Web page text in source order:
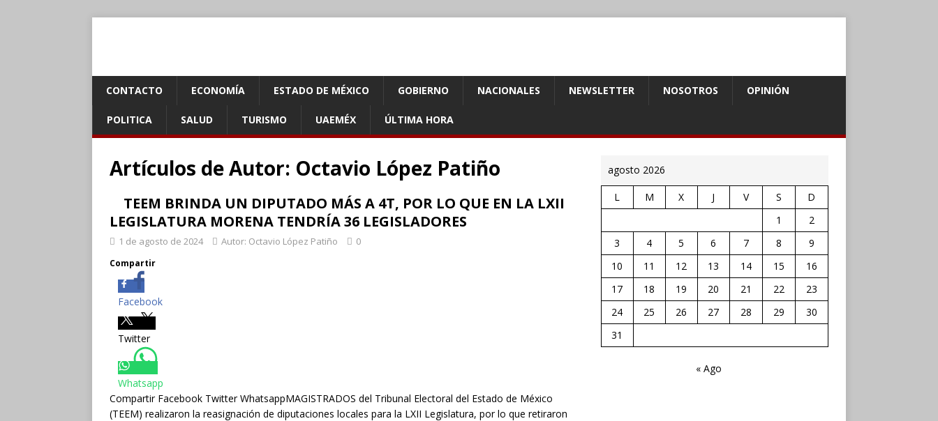
CONTACTO ECONOMÍA ESTADO DE MÉXICO GOBIERNO NACIONALES NEWSLETTER NOSOTROS OPINIÓN
POLITICA SALUD TURISMO UAEMÉX ÚLTIMA HORA
Artículos deAutor: Octavio López Patiño
TEEM BRINDA UN DIPUTADO MÁS A 4T, POR LO QUE EN LA LXII
LEGISLATURA MORENA TENDRÍA 36 LEGISLADORES
1 de agosto de 2024 Autor: Octavio López Patiño 0
Compartir
Facebook
Twitter
Whatsapp
Compartir Facebook Twitter WhatsappMAGISTRADOS del Tribunal Electoral del Estado de México
(TEEM) realizaron la reasignación de diputaciones locales para la LXII Legislatura, por lo que retiraron
agosto 2026
L M X J V S
D
1
2
3
4 5 6 7 8
9
10
11 12 13 14 15
16
17
18 19 20 21 22
23
24
25 26 27 28 29
30
31
« Ago